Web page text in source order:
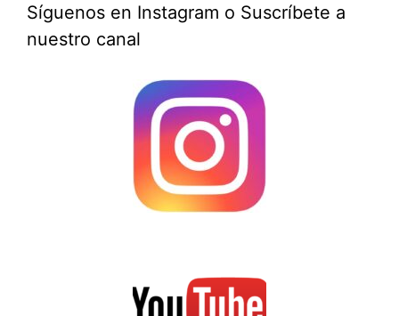
Síguenos en Instagram o Suscríbete a
nuestro canal